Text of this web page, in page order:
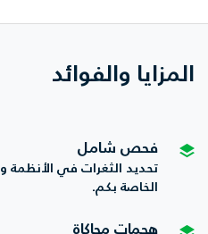
المزايا والفوائد
فحص شامل
تحديد الثغرات في الأنظمة
الخاصة بكم.
هجمات محاكاة